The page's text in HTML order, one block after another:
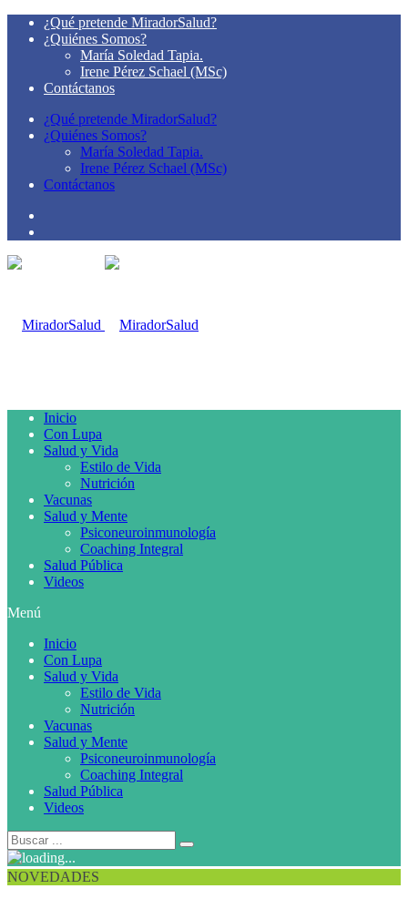
¿Qué pretende MiradorSalud?
¿Quiénes Somos?
María Soledad Tapia.
Irene Pérez Schael (MSc)
Contáctanos
¿Qué pretende MiradorSalud?
¿Quiénes Somos?
María Soledad Tapia.
Irene Pérez Schael (MSc)
Contáctanos
Inicio
Con Lupa
Salud y Vida
Estilo de Vida
Nutrición
Vacunas
Salud y Mente
Psiconeuroinmunología
Coaching Integral
Salud Pública
Videos
Menú
Inicio
Con Lupa
Salud y Vida
Estilo de Vida
Nutrición
Vacunas
Salud y Mente
Psiconeuroinmunología
Coaching Integral
Salud Pública
Videos
NOVEDADES